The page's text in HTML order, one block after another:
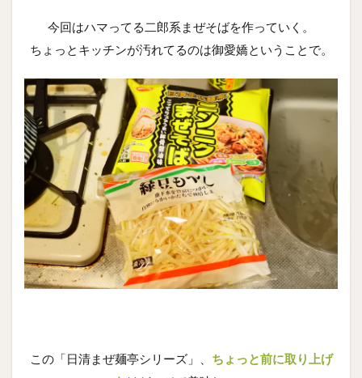
今回はハマってる二郎系まぜそばを作っていく。
ちょっとキッチンが汚れてるのは御愛嬌ということで。
この「日清まぜ麺亭シリーズ」、 ちょっと前に取り上げ